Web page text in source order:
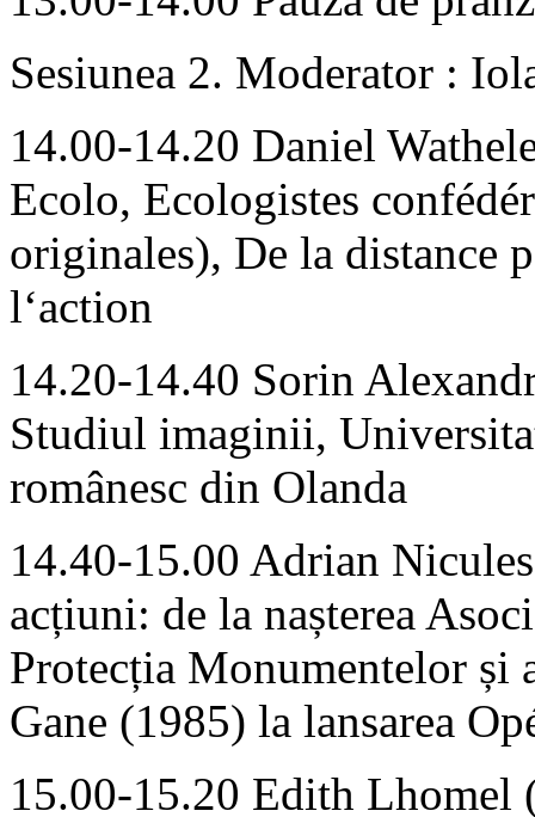
Sesiunea 2. Moderator :
14.00-14.20 Daniel
Ecolo, Ecologistes
originales), De la distance
l‘action
14.20-14.40 Sorin
Studiul imaginii,
românesc din Olanda
14.40-15.00 Adrian
acțiuni: de la nașterea
Protecția Monumentelor și
Gane (1985) la lansarea
15.00-15.20 Edith Lhomel